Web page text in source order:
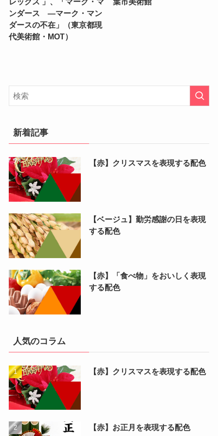
ンダース —マーク・マン
ダースの不在」（東京都現
代美術館・MOT）
新着記事
【赤】クリスマスを表現する配色
【ベージュ】勤労感謝の日を表現
する配色
【赤】「食べ物」をおいしく表現
する配色
人気のコラム
【赤】クリスマスを表現する配色
【赤】お正月を表現する配色